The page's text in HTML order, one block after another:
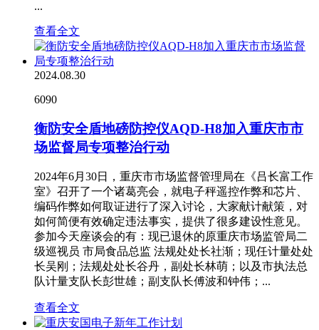
...
查看全文
2024.08.30
6090
衡防安全盾地磅防控仪AQD-H8加入重庆市市
场监督局专项整治行动
2024年6月30日，重庆市市场监督管理局在《吕长富工作
室》召开了一个诸葛亮会，就电子秤遥控作弊和芯片、
编码作弊如何取证进行了深入讨论，大家献计献策，对
如何简便有效确定违法事实，提供了很多建设性意见。
参加今天座谈会的有：现已退休的原重庆市场监管局二
级巡视员 市局食品总监 法规处处长社渐；现任计量处处
长吴刚；法规处处长谷丹，副处长林萌；以及市执法总
队计量支队长彭世雄；副支队长傅波和钟伟；...
查看全文